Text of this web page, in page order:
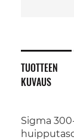
TUOTTEEN
KUVAUS
Sigma